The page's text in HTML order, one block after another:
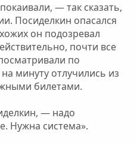
— так сказать,
Посиделкин опасался
он подозревал
почти все
по
минуту отлучились из
билетами.
— надо
Нужна система».